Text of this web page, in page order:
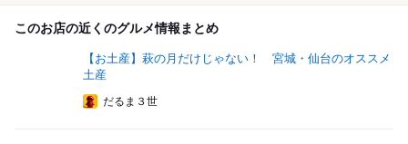
このお店の近くのグルメ情報まとめ
【お土産】萩の月だけじゃない！ 宮城・仙台のオススメ
土産
だるま３世